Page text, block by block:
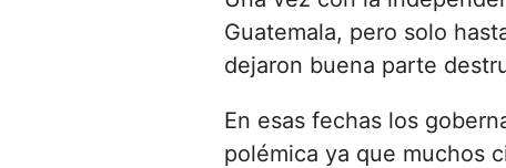
Guatemala, pero solo
dejaron buena parte
En esas fechas los
polémica ya que muchos